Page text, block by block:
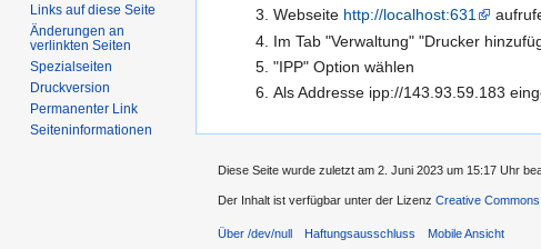
Webseite http://localhost:631
Im Tab "Verwaltung" "Drucker
"IPP" Option wählen
Als Addresse ipp://143.93.59.183
Links auf diese Seite
Änderungen an
verlinkten Seiten
Spezialseiten
Druckversion
Permanenter Link
Seiten­informationen
Diese Seite wurde zuletzt am 2. Juni 2023 um 15:17 Uhr
Der Inhalt ist verfügbar unter der Lizenz Creative
Über /dev/null Haftungsausschluss Mobile Ansicht